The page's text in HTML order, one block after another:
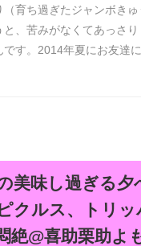
（育ち過ぎたジャンボき
と、苦みがなくてあっさ
です。2014年夏にお友達
美味し過ぎる夕
クルス、トリッ
絶@喜助栗助よ